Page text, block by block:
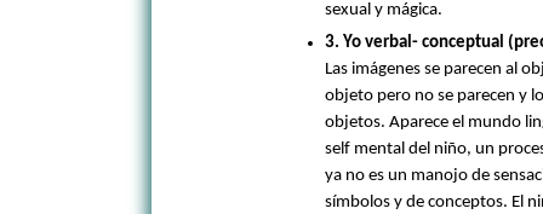
sexual y mágica.
3. Yo verbal- conceptual
Las imágenes se parecen al
objeto pero no se parecen y
objetos. Aparece el mundo
self mental del niño, un
ya no es un manojo de
símbolos y de conceptos. El